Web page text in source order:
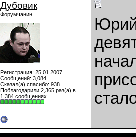
Дубовик
Форумчанин
Регистрация: 25.01.2007
Сообщений: 3,084
Сказал(а) спасибо: 938
Поблагодарили 2,365 раз(а) в
1,384 сообщениях